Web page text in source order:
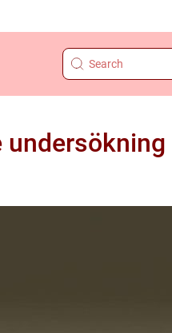
undersökning